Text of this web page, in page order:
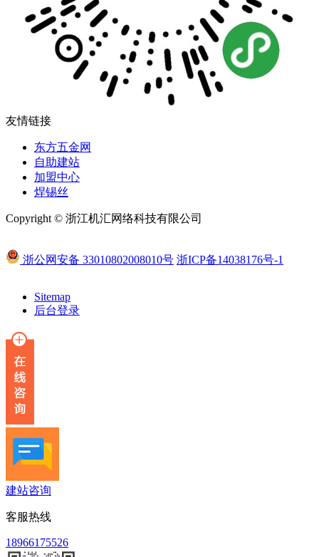
友情链接
东方五金网
自助建站
加盟中心
焊锡丝
Copyright © 浙江机汇网络科技有限公司
浙公网安备 33010802008010号 浙ICP备14038176号-1
Sitemap
后台登录
建站咨询
客服热线
18966175526